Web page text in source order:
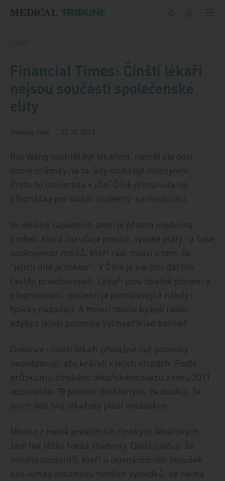
Financial Times: Čínští lékaři
nejsou součástí společenské
elity
3 minuty čtení 22. 10. 2013
Roy Wang nechtěl být lékařem, neměl ale dost
dobré známky na to, aby mohl být inženýrem.
Proto ho univerzita v jižní Číně přesunula na
přednášky pro slabší studenty: na medicínu.
Ve většině západních zemí je přitom medicína
profesí, která zaručuje prestiž, vysoké platy - a také
spokojenost rodičů, kteří rádi mluví o tom, že
"jejich dítě je doktor". V Číně je ale čím dál tím
častěji pravdou opak. Lékaři jsou špatně placení a
přepracovaní, pacienti je pomlouvají a někdy i
fyzicky napadají. A mnozí rodiče by byli radši,
kdyby z jejich potomka byl například bankéř.
Dokonce i čínští lékaři převážně své potomky
nepodporují, aby kráčeli v jejich stopách. Podle
průzkumu čínského lékařského svazu z roku 2011
odpovědělo 78 procent dotázaných, že doufají, že
jejich dítě bílý lékařský plášť neoblékne.
Mnoho z méně prestižních čínských lékařských
škol tak těžko hledá studenty. Další zjišťují, že
mnoho studentů, kteří u celonárodních zkoušek
kao-kchao dosáhnou horších výsledků, se nechá